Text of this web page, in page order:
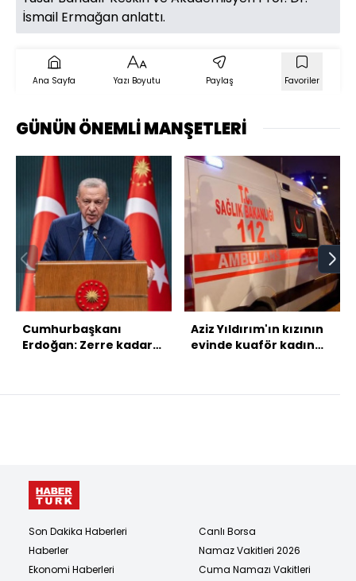
İsmail Ermağan anlattı.
Ana Sayfa Yazı Boyutu Paylaş Favoriler
GÜNÜN ÖNEMLİ MANŞETLERİ
Cumhurbaşkanı
Erdoğan: Zerre kadar
Aziz Yıldırım'ın kızının
evinde kuaför kadın
Son Dakika Haberleri
Haberler
Ekonomi Haberleri
Canlı Borsa
Namaz Vakitleri 2026
Cuma Namazı Vakitleri